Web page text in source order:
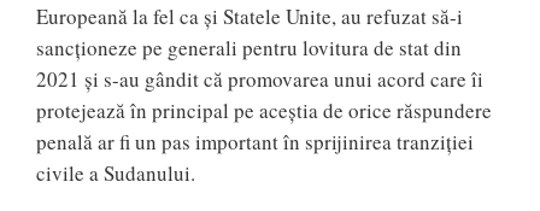
Europeană la fel ca și Statele Unite, au refuzat să-i
sancționeze pe generali pentru lovitura de stat din
2021 și s-au gândit că promovarea unui acord care îi
protejează în principal pe aceștia de orice răspundere
penală ar fi un pas important în sprijinirea tranziției
civile a Sudanului.